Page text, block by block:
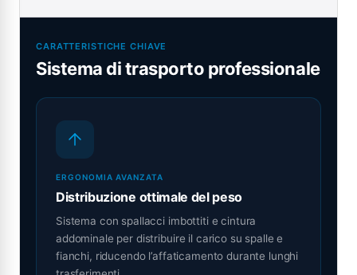
CARATTERISTICHE CHIAVE
Sistema di trasporto professionale
ERGONOMIA AVANZATA
Distribuzione ottimale del peso
Sistema con spallacci imbottiti e cintura
addominale per distribuire il carico su spalle e
fianchi, riducendo l’affaticamento durante lunghi